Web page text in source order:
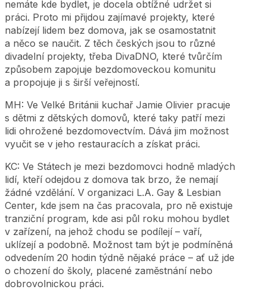
nemáte kde bydlet, je docela obtížné udržet si
práci. Proto mi přijdou zajímavé projekty, které
nabízejí lidem bez domova, jak se osamostatnit
a něco se naučit. Z těch českých jsou to různé
divadelní projekty, třeba DivaDNO, které tvůrčím
způsobem zapojuje bezdomoveckou komunitu
a propojuje ji s širší veřejností.
MH: Ve Velké Británii kuchař Jamie Olivier pracuje
s dětmi z dětských domovů, které taky patří mezi
lidi ohrožené bezdomovectvím. Dává jim možnost
vyučit se v jeho restauracích a získat práci.
KC: Ve Státech je mezi bezdomovci hodně mladých
lidí, kteří odejdou z domova tak brzo, že nemají
žádné vzdělání. V organizaci L.A. Gay & Lesbian
Center, kde jsem na čas pracovala, pro ně existuje
tranziční program, kde asi půl roku mohou bydlet
v zařízení, na jehož chodu se podílejí – vaří,
uklízejí a podobně. Možnost tam být je podmíněná
odvedením 20 hodin týdně nějaké práce – ať už jde
o chození do školy, placené zaměstnání nebo
dobrovolnickou práci.